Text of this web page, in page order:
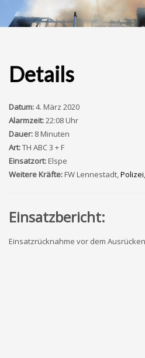
Details
Datum:4. März 2020
Alarmzeit:22:08 Uhr
Dauer: 8 Minuten
Art:TH ABC 3 + F
Einsatzort:Elspe
Weitere Kräfte:FW Lennestadt,Polizei,
Einsatzbericht:
Einsatzrücknahme vor dem